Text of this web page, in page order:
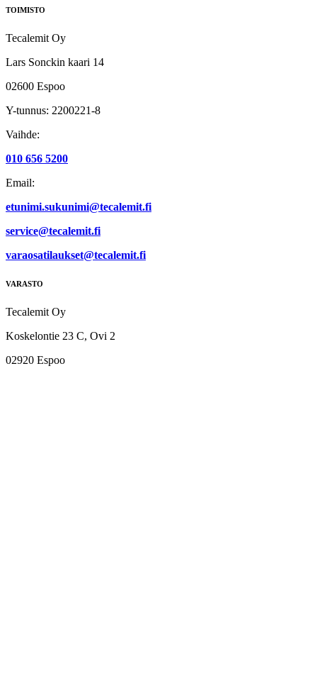
TOIMISTO
Tecalemit Oy
Lars Sonckin kaari 14
02600 Espoo
Y-tunnus: 2200221-8
Vaihde:
010 656 5200
Email:
etunimi.sukunimi@tecalemit.fi
service@tecalemit.fi
varaosatilaukset@tecalemit.fi
VARASTO
Tecalemit Oy
Koskelontie 23 C, Ovi 2
02920 Espoo